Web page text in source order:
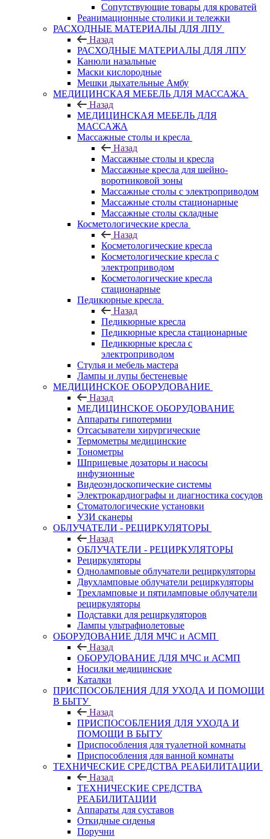
Сопутствующие товары для кроватей
Реанимационные столики и тележки
РАСХОДНЫЕ МАТЕРИАЛЫ ДЛЯ ЛПУ
Назад
РАСХОДНЫЕ МАТЕРИАЛЫ ДЛЯ ЛПУ
Канюли назальные
Маски кислородные
Мешки дыхательные Амбу
МЕДИЦИНСКАЯ МЕБЕЛЬ ДЛЯ МАССАЖА
Назад
МЕДИЦИНСКАЯ МЕБЕЛЬ ДЛЯ
МАССАЖА
Массажные столы и кресла
Назад
Массажные столы и кресла
Массажные кресла для шейно-
воротниковой зоны
Массажные столы с электроприводом
Массажные столы стационарные
Массажные столы складные
Косметологические кресла
Назад
Косметологические кресла
Косметологические кресла с
электроприводом
Косметологические кресла
стационарные
Педикюрные кресла
Назад
Педикюрные кресла
Педикюрные кресла стационарные
Педикюрные кресла с
электроприводом
Стулья и мебель мастера
Лампы и лупы бестеневые
МЕДИЦИНСКОЕ ОБОРУДОВАНИЕ
Назад
МЕДИЦИНСКОЕ ОБОРУДОВАНИЕ
Аппараты гипотермии
Отсасыватели хирургические
Термометры медицинские
Тонометры
Шприцевые дозаторы и насосы
инфузионные
Видеоэндоскопические системы
Электрокардиографы и диагностика сосудов
Стоматологические установки
УЗИ сканеры
ОБЛУЧАТЕЛИ - РЕЦИРКУЛЯТОРЫ
Назад
ОБЛУЧАТЕЛИ - РЕЦИРКУЛЯТОРЫ
Рециркуляторы
Одноламповые облучатели рециркуляторы
Двухламповые облучатели рециркуляторы
Трехламповые и пятиламповые облучатели
рециркуляторы
Подставки для рециркуляторов
Лампы ультрафиолетовые
ОБОРУДОВАНИЕ ДЛЯ МЧС и АСМП
Назад
ОБОРУДОВАНИЕ ДЛЯ МЧС и АСМП
Носилки медицинские
Каталки
ПРИСПОСОБЛЕНИЯ ДЛЯ УХОДА И ПОМОЩИ
В БЫТУ
Назад
ПРИСПОСОБЛЕНИЯ ДЛЯ УХОДА И
ПОМОЩИ В БЫТУ
Приспособления для туалетной комнаты
Приспособления для ванной комнаты
ТЕХНИЧЕСКИЕ СРЕДСТВА РЕАБИЛИТАЦИИ
Назад
ТЕХНИЧЕСКИЕ СРЕДСТВА
РЕАБИЛИТАЦИИ
Аппараты для суставов
Откидные сиденья
Поручни